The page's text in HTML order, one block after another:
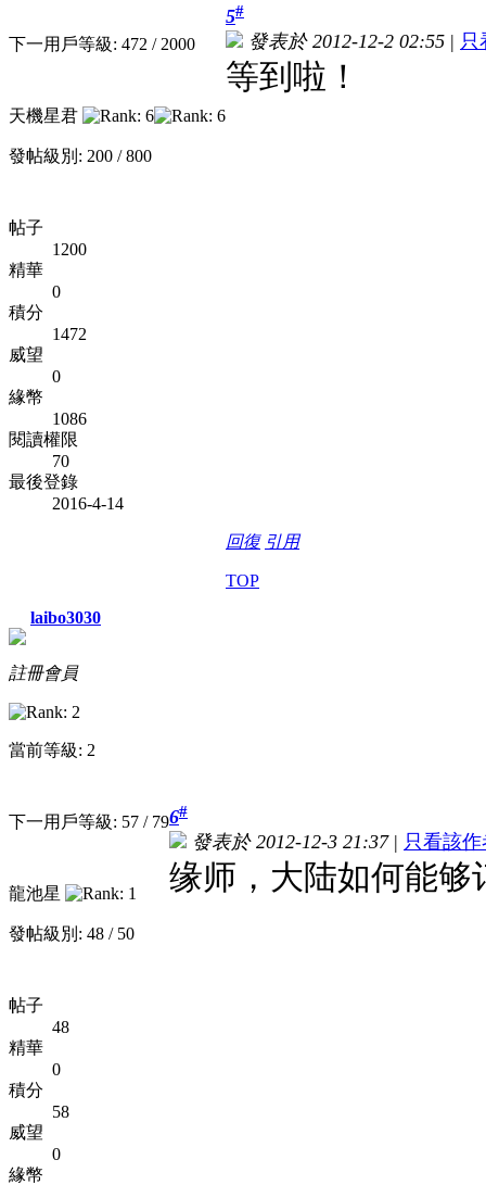
下一用戶等級: 472 / 2000
天機星君
發帖級別: 200 / 800
帖子
1200
精華
0
積分
1472
威望
0
緣幣
1086
閱讀權限
70
最後登錄
2016-4-14
5#
發表於 2012-12-2 02:55 | 只
等到啦！
回復 引用
TOP
laibo3030
註冊會員
當前等級: 2
下一用戶等級: 57 / 79
龍池星
發帖級別: 48 / 50
帖子
48
精華
0
積分
58
威望
0
緣幣
6#
發表於 2012-12-3 21:37| 只看該作
缘师，大陆如何能够